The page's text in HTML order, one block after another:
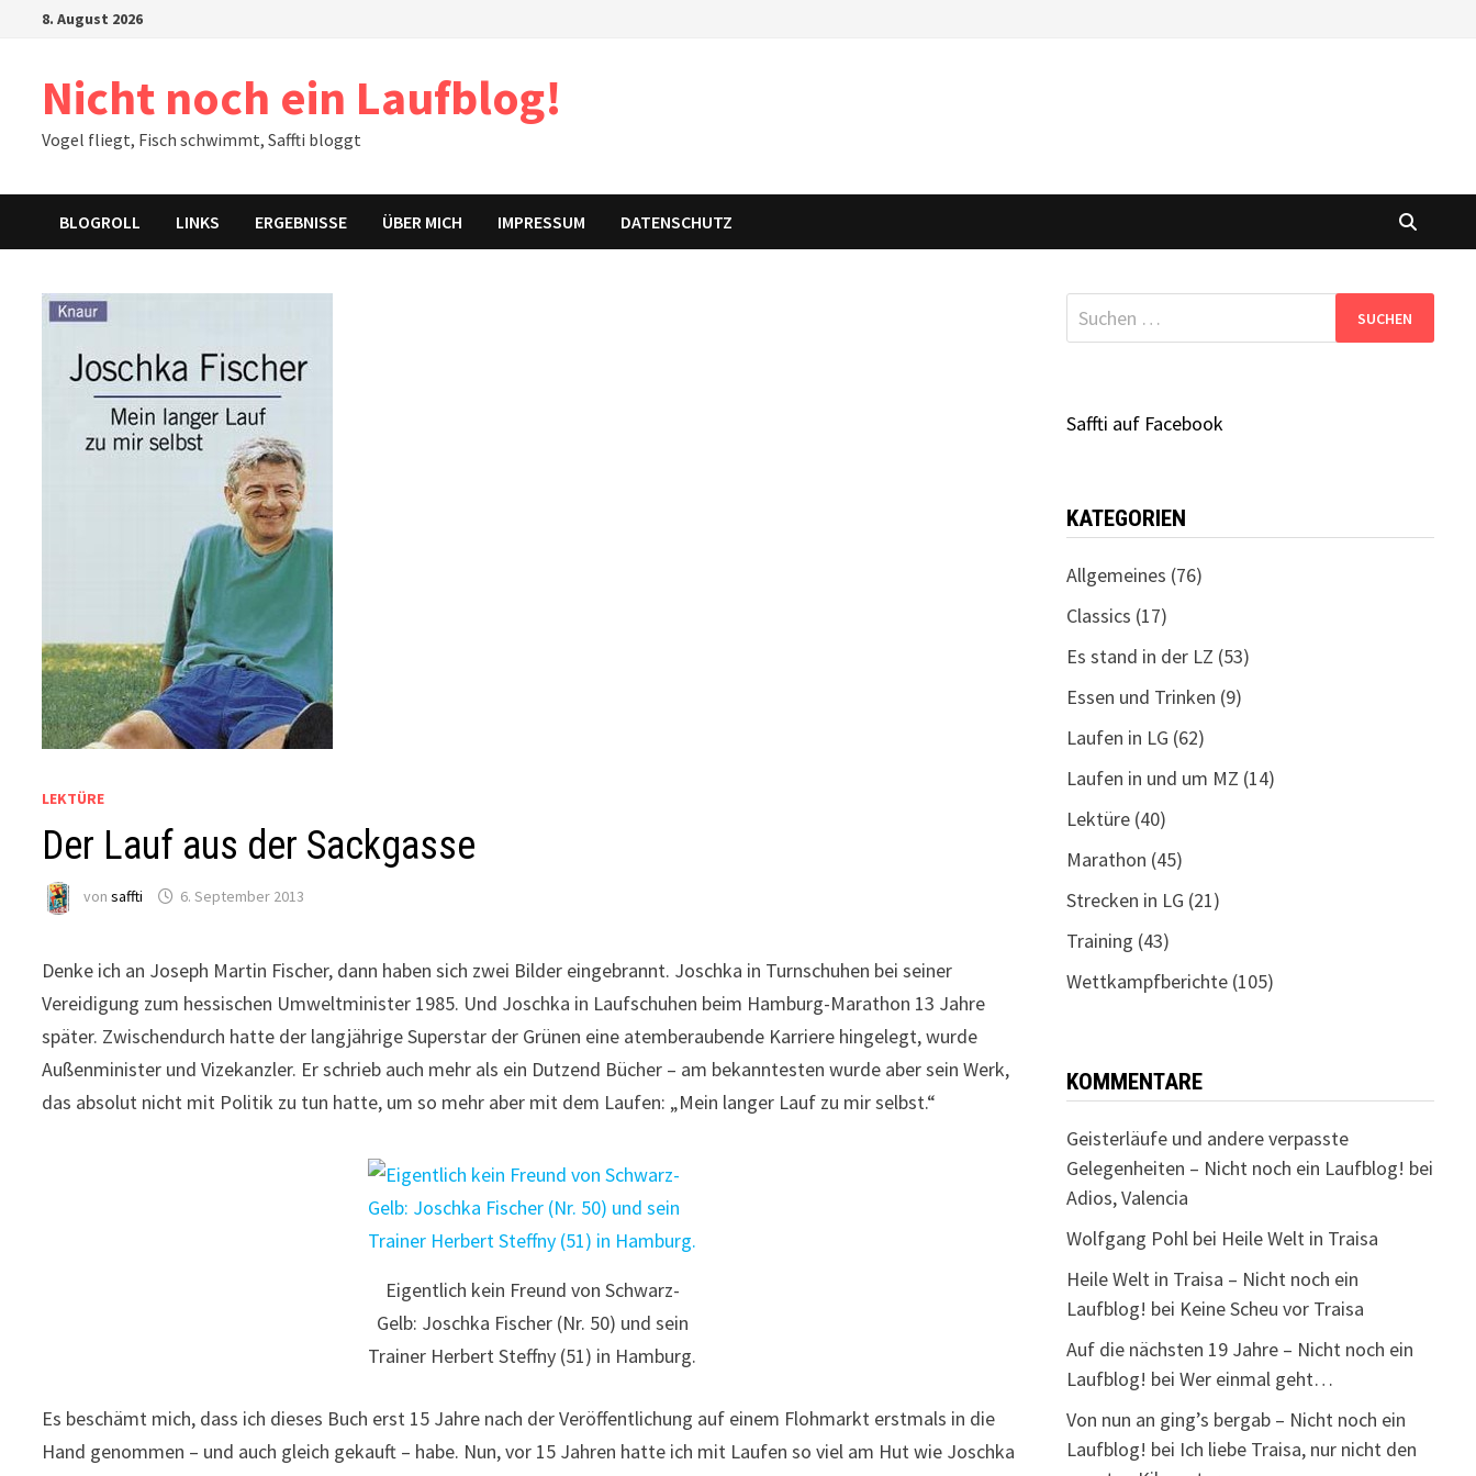
8. August 2026
Nicht noch ein Laufblog!
Vogel fliegt, Fisch schwimmt, Saffti bloggt
BLOGROLL LINKS ERGEBNISSE ÜBER MICH IMPRESSUM DATENSCHUTZ
LEKTÜRE
Der Lauf aus der Sackgasse
vonsaffti 6. September 2013
Denke ich an Joseph Martin Fischer, dann haben sich zwei Bilder eingebrannt. Joschka in Turnschuhen bei seiner
Vereidigung zum hessischen Umweltminister 1985. Und Joschka in Laufschuhen beim Hamburg-Marathon 13 Jahre
später. Zwischendurch hatte der langjährige Superstar der Grünen eine atemberaubende Karriere hingelegt, wurde
Außenminister und Vizekanzler. Er schrieb auch mehr als ein Dutzend Bücher – am bekanntesten wurde aber sein Werk,
das absolut nicht mit Politik zu tun hatte, um so mehr aber mit dem Laufen: „Mein langer Lauf zu mir selbst.“
Eigentlich kein Freund von Schwarz-
Gelb: Joschka Fischer (Nr. 50) und sein
Trainer Herbert Steffny (51) in Hamburg.
Es beschämt mich, dass ich dieses Buch erst 15 Jahre nach der Veröffentlichung auf einem Flohmarkt erstmals in die
Hand genommen – und auch gleich gekauft – habe. Nun, vor 15 Jahren hatte ich mit Laufen so viel am Hut wie Joschka
Suchen
nach:
Saffti auf Facebook
KATEGORIEN
Allgemeines (76)
Classics (17)
Es stand in der LZ (53)
Essen und Trinken (9)
Laufen in LG (62)
Laufen in und um MZ (14)
Lektüre(40)
Marathon (45)
Strecken in LG (21)
Training (43)
Wettkampfberichte(105)
KOMMENTARE
Geisterläufe und andere verpasste
Gelegenheiten – Nicht noch ein Laufblog! bei
Adios, Valencia
Wolfgang Pohlbei Heile Welt in Traisa
Heile Welt in Traisa – Nicht noch ein
Laufblog! bei Keine Scheu vor Traisa
Auf die nächsten 19 Jahre – Nicht noch ein
Laufblog! bei Wer einmal geht…
Von nun an ging’s bergab – Nicht noch ein
Laufblog! bei Ich liebe Traisa, nur nicht den